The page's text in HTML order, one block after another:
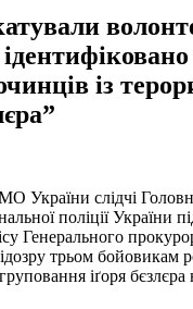
із
України слідчі
поліції України
Генерального
трьом бойовикам
іґоря